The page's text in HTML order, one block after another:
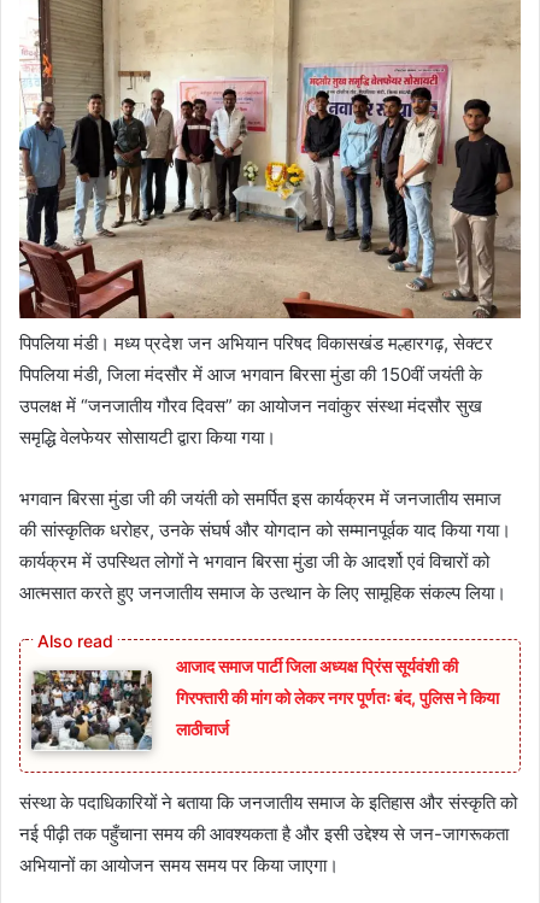
पिपलिया मंडी। मध्य प्रदेश जन अभियान परिषद विकासखंड मल्हारगढ़, सेक्टर
पिपलिया मंडी, जिला मंदसौर में आज भगवान बिरसा मुंडा की 150वीं जयंती के
उपलक्ष में “जनजातीय गौरव दिवस” का आयोजन नवांकुर संस्था मंदसौर सुख
समृद्धि वेलफेयर सोसायटी द्वारा किया गया।
भगवान बिरसा मुंडा जी की जयंती को समर्पित इस कार्यक्रम में जनजातीय समाज
की सांस्कृतिक धरोहर, उनके संघर्ष और योगदान को सम्मानपूर्वक याद किया गया।
कार्यक्रम में उपस्थित लोगों ने भगवान बिरसा मुंडा जी के आदर्शो एवं विचारों को
आत्मसात करते हुए जनजातीय समाज के उत्थान के लिए सामूहिक संकल्प लिया।
आजाद समाज पार्टी जिला अध्यक्ष प्रिंस सूर्यवंशी की
गिरफ्तारी की मांग को लेकर नगर पूर्णतः बंद, पुलिस ने किया
लाठीचार्ज
संस्था के पदाधिकारियों ने बताया कि जनजातीय समाज के इतिहास और संस्कृति को
नई पीढ़ी तक पहुँचाना समय की आवश्यकता है और इसी उद्देश्य से जन-जागरूकता
अभियानों का आयोजन समय समय पर किया जाएगा।